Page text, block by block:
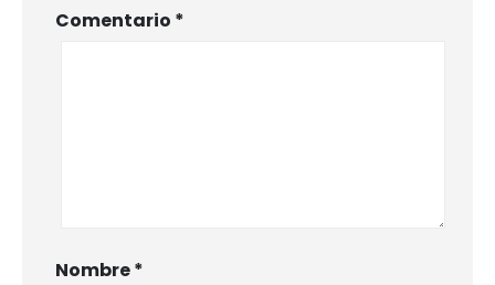
Comentario *
Nombre*